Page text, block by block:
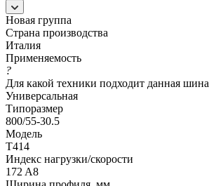
Новая группа
Страна производства
Италия
Применяемость
?
Для какой техники подходит данная шина
Универсальная
Типоразмер
800/55-30.5
Модель
T414
Индекс нагрузки/скорости
172 A8